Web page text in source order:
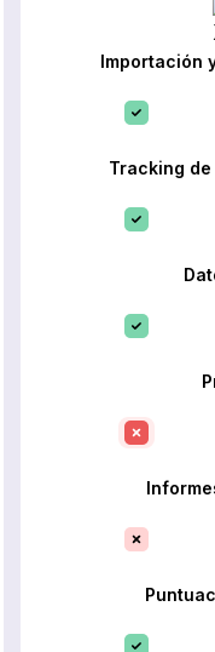
Importación
Tracking